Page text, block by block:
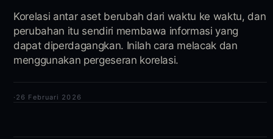
Korelasi antar aset berubah dari waktu ke waktu, dan
perubahan itu sendiri membawa informasi yang
dapat diperdagangkan. Inilah cara melacak dan
menggunakan pergeseran korelasi.
· 26 Februari 2026